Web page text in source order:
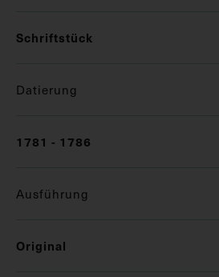
Schriftstück
Datierung
1781 - 1786
Ausführung
Original